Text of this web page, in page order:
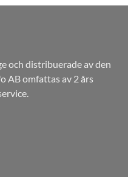
och distribuerade av den
AB omfattas av 2 års